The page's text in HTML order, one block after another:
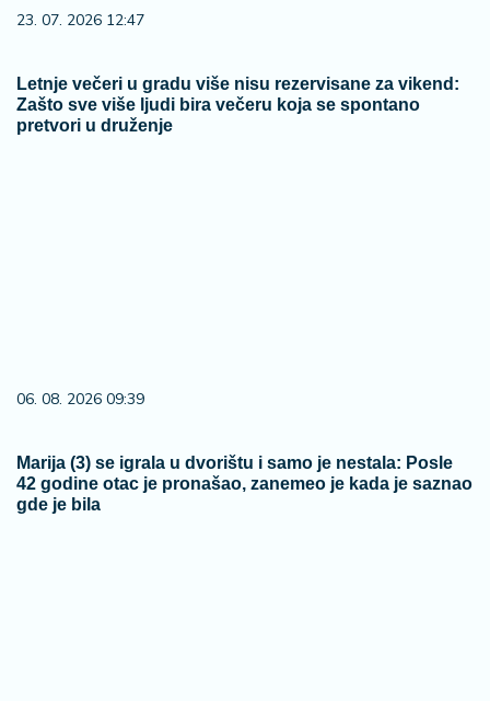
23. 07. 2026 12:47
Letnje večeri u gradu više nisu rezervisane za vikend:
Zašto sve više ljudi bira večeru koja se spontano
pretvori u druženje
06. 08. 2026 09:39
Marija (3) se igrala u dvorištu i samo je nestala: Posle
42 godine otac je pronašao, zanemeo je kada je saznao
gde je bila